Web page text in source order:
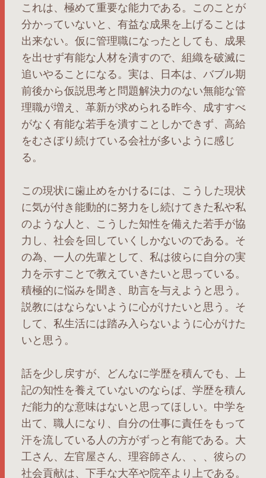
これは、極めて重要な能力である。このことが
分かっていないと、有益な成果を上げることは
出来ない。仮に管理職になったとしても、成果
を出せず有能な人材を潰すので、組織を破滅に
追いやることになる。実は、日本は、バブル期
前後から仮説思考と問題解決力のない無能な管
理職が増え、革新が求められる昨今、成すすべ
がなく有能な若手を潰すことしかできず、高給
をむさぼり続けている会社が多いように感じ
る。
この現状に歯止めをかけるには、こうした現状
に気が付き能動的に努力をし続けてきた私や私
のような人と、こうした知性を備えた若手が協
力し、社会を回していくしかないのである。そ
の為、一人の先輩として、私は彼らに自分の実
力を示すことで教えていきたいと思っている。
積極的に悩みを聞き、助言を与えようと思う。
説教にはならないように心がけたいと思う。そ
して、私生活には踏み入らないように心がけた
いと思う。
話を少し戻すが、どんなに学歴を積んでも、上
記の知性を養えていないのならば、学歴を積ん
だ能力的な意味はないと思ってほしい。中学を
出て、職人になり、自分の仕事に責任をもって
汗を流している人の方がずっと有能である。大
工さん、左官屋さん、理容師さん、、、彼らの
社会貢献は、下手な大卒や院卒より上である。